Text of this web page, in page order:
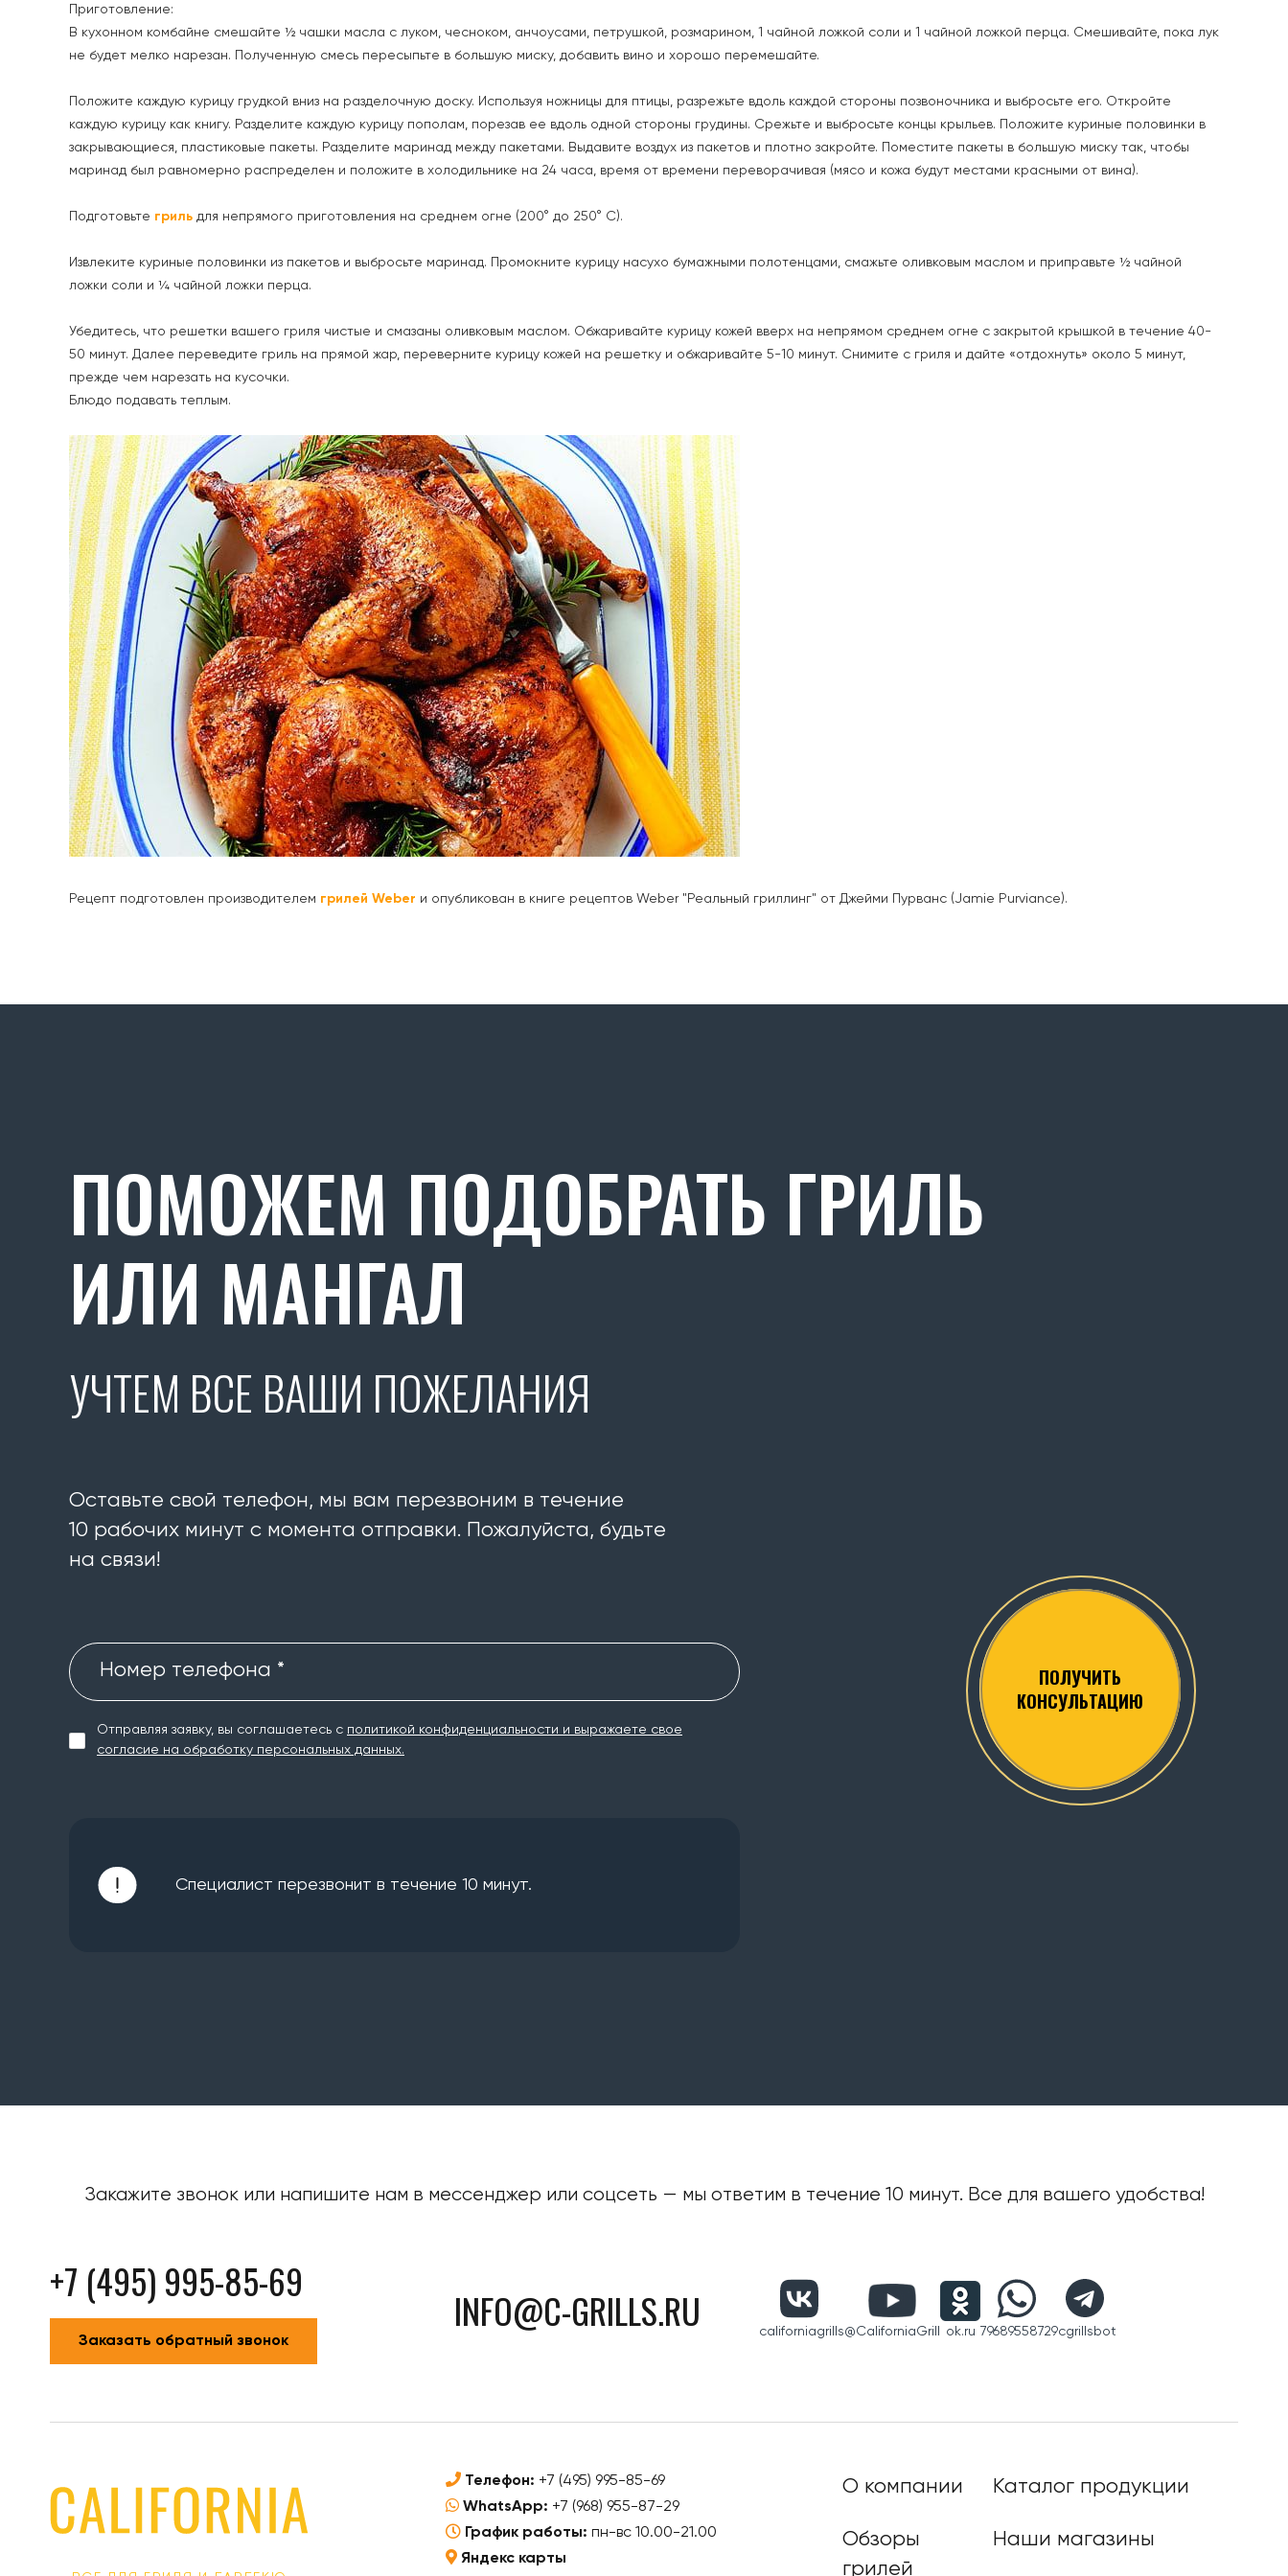
Приготовление:
В кухонном комбайне смешайте ½ чашки масла с луком, чесноком, анчоусами, петрушкой, розмарином, 1 чайной ложкой соли и 1 чайной ложкой перца. Смешивайте, пока лук
не будет мелко нарезан. Полученную смесь пересыпьте в большую миску, добавить вино и хорошо перемешайте.
Положите каждую курицу грудкой вниз на разделочную доску. Используя ножницы для птицы, разрежьте вдоль каждой стороны позвоночника и выбросьте его. Откройте
каждую курицу как книгу. Разделите каждую курицу пополам, порезав ее вдоль одной стороны грудины. Срежьте и выбросьте концы крыльев. Положите куриные половинки в
закрывающиеся, пластиковые пакеты. Разделите маринад между пакетами. Выдавите воздух из пакетов и плотно закройте. Поместите пакеты в большую миску так, чтобы
маринад был равномерно распределен и положите в холодильнике на 24 часа, время от времени переворачивая (мясо и кожа будут местами красными от вина).
Подготовьте гриль для непрямого приготовления на среднем огне (200° до 250° С).
Извлеките куриные половинки из пакетов и выбросьте маринад. Промокните курицу насухо бумажными полотенцами, смажьте оливковым маслом и приправьте ½ чайной
ложки соли и ¼ чайной ложки перца.
Убедитесь, что решетки вашего гриля чистые и смазаны оливковым маслом. Обжаривайте курицу кожей вверх на непрямом среднем огне с закрытой крышкой в течение 40-
50 минут. Далее переведите гриль на прямой жар, переверните курицу кожей на решетку и обжаривайте 5-10 минут. Снимите с гриля и дайте «отдохнуть» около 5 минут,
прежде чем нарезать на кусочки.
Блюдо подавать теплым.
Рецепт подготовлен производителем грилей Weber и опубликован в книге рецептов Weber "Реальный гриллинг" от Джейми Пурванс (Jamie Purviance).
ПОМОЖЕМ ПОДОБРАТЬ ГРИЛЬ
ИЛИ МАНГАЛ
УЧТЕМ ВСЕ ВАШИ ПОЖЕЛАНИЯ
Оставьте свой телефон, мы вам перезвоним в течение
10 рабочих минут с момента отправки. Пожалуйста, будьте
на связи!
Номер телефона *
Отправляя заявку, вы соглашаетесь с политикой конфиденциальности и выражаете свое
согласие на обработку персональных данных.
ПОЛУЧИТЬ
КОНСУЛЬТАЦИЮ
Специалист перезвонит в течение 10 минут.
Закажите звонок или напишите нам в мессенджер или соцсеть — мы ответим в течение 10 минут. Все для вашего удобства!
+7 (495) 995-85-69
Заказать обратный звонок
INFO@C-GRILLS.RU californiagrills@CaliforniaGrill ok.ru 79689558729cgrillsbot
Телефон: +7 (495) 995-85-69
WhatsApp: +7 (968) 955-87-29
График работы: пн-вс 10.00-21.00
Яндекс карты
О компании
Обзоры
грилей
Каталог продукции
Наши магазины